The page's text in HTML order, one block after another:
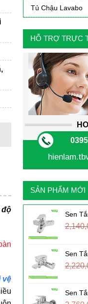
Tủ Chậu Lavabo
HỖ TRỢ TRỰC
SẢN PHẨM MỚI
Sen
Sen
Sen
độ
vệ